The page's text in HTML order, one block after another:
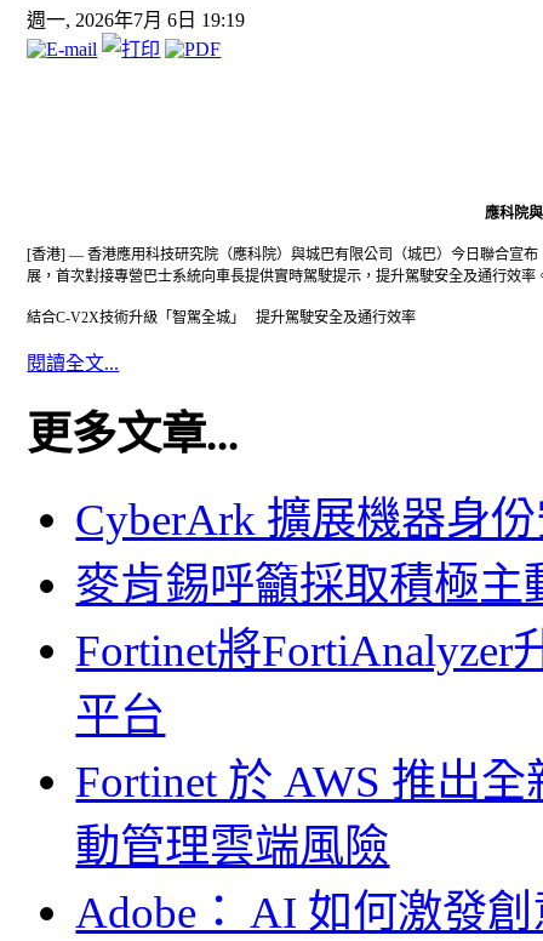
週一, 2026年7月 6日 19:19
應科院
[香港] — 香港應用科技研究院（應科院）與城巴有限公司（城巴）今日聯合宣
展，首次對接專營巴士系統向車長提供實時駕駛提示，提升駕駛安全及通行效
結合C-V2X技術升級「智駕全城」 提升駕駛安全及通行效率
閱讀全文...
更多文章...
Cyber​​Ark 擴展機器身
麥肯錫呼籲採取積極主
Fortinet將
平台
Fortinet 於 AWS 推出
動管理雲端風險
Adobe： AI 如何激發